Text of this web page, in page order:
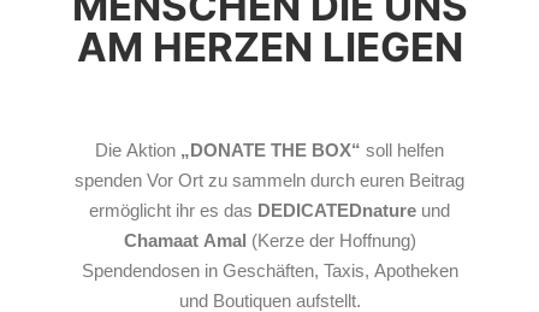
AM HERZEN LIEGEN
Die Aktion „DONATE THE BOX“ soll helfen
spenden Vor Ort zu sammeln durch euren Beitrag
ermöglicht ihr es das DEDICATEDnature und
Chamaat Amal (Kerze der Hoffnung)
Spendendosen in Geschäften, Taxis, Apotheken
und Boutiquen aufstellt.